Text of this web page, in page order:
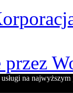
na